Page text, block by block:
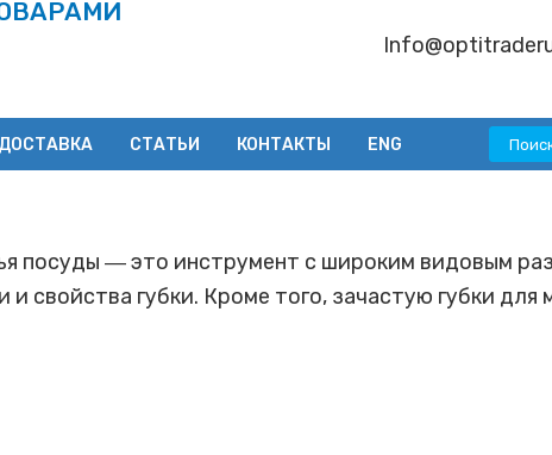
ДОСТАВКА СТАТЬИ КОНТАКТЫ ENG
посуды ― это инструмент с широким видовым
свойства губки. Кроме того, зачастую губки для